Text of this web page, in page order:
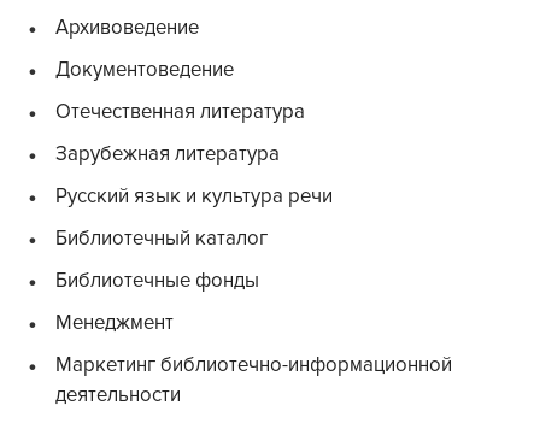
Архивоведение
Документоведение
Отечественная литература
Зарубежная литература
Русский язык и культура речи
Библиотечный каталог
Библиотечные фонды
Менеджмент
Маркетинг библиотечно-информационной
деятельности